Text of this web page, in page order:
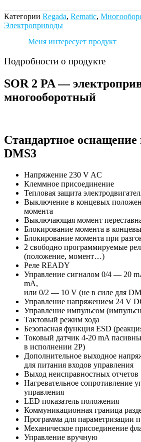
Категории Regada, Rematic,
Электроприводы
Меня интересует продукт
Подробности о продукте
SOR 2 PA —
многооборотный
Стандартное
DMS3
Напряжение 230 V AC
Клеммное присоединение
Тепловая защита
Выключение в концевых
моментa
Выключающая момент
Блокирование момента в
Блокирование момента при
2 свободно программируемые
(положение, момент…)
Pеле READY
Управление сигналом 0/4 — 20
mA,
или 0/2 — 10 V (не в силе для
Управление напряжением 24 V
Управление импульсом
Тактовый режим хода
Безопасная функция ESD
Токовый датчик 4-20 mA
в исполнении 2P)
Дополнительное выходное
для питания входов управления
Выход неисправностных отчетов
Нагревательное сопротивление
управления
LED показатель положения
Коммуникационная граница
Программа для параметризации
Механическое присоединение
Управление вручную